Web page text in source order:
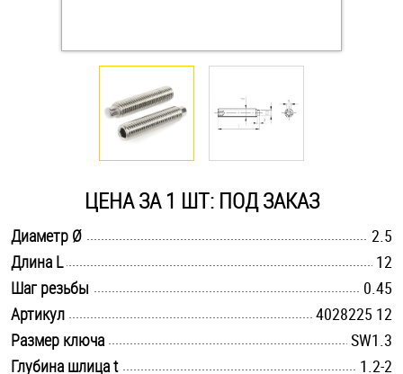
Саморезы и шурупы
Стопорные кольца
Такелаж
Хомуты
Шайбы
Шпильки
ЦЕНА ЗА 1 ШТ: ПОД ЗАКАЗ
Диаметр Ø
2.5
Длина L
12
Шаг резьбы
0.45
Артикул
4028225 12
Размер ключа
SW1.3
Глубина шлица t
1.2-2